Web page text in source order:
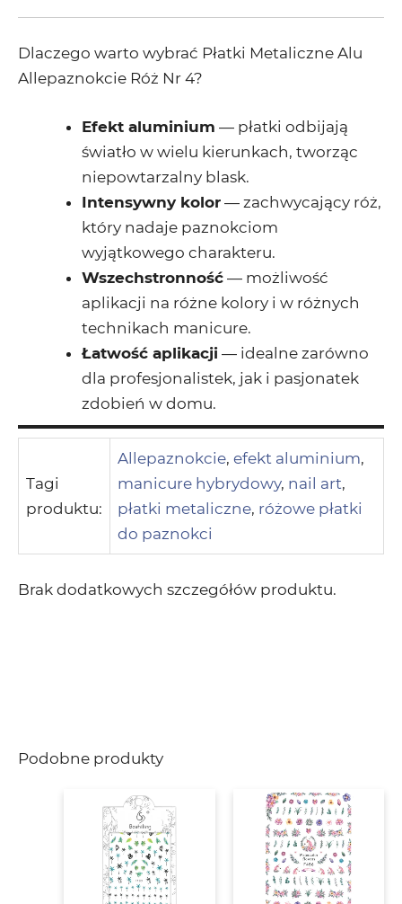
Dlaczego warto wybrać Płatki Metaliczne Alu
Allepaznokcie Róż Nr 4?
Efekt aluminium — płatki odbijają
światło w wielu kierunkach, tworząc
niepowtarzalny blask.
Intensywny kolor — zachwycający róż,
który nadaje paznokciom
wyjątkowego charakteru.
Wszechstronność — możliwość
aplikacji na różne kolory i w różnych
technikach manicure.
Łatwość aplikacji — idealne zarówno
dla profesjonalistek, jak i pasjonatek
zdobień w domu.
Tagi
produktu:
Allepaznokcie, efekt aluminium,
manicure hybrydowy, nail art,
płatki metaliczne, różowe płatki
do paznokci
Brak dodatkowych szczegółów produktu.
Podobne produkty